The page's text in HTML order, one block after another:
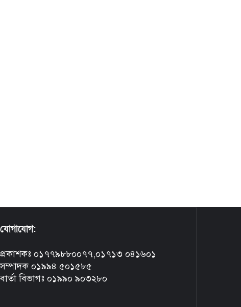
যোগাযোগ:
প্রকাশকঃ ০১৭৭৯৮৮০০৭৭,০১৭১৩ ০৪১৬০১
সম্পাদক ০১৯৯৪ ৫০১৫৮৫
বার্তা বিভাগঃ ০১৯৯০ ৯০৩২৮০